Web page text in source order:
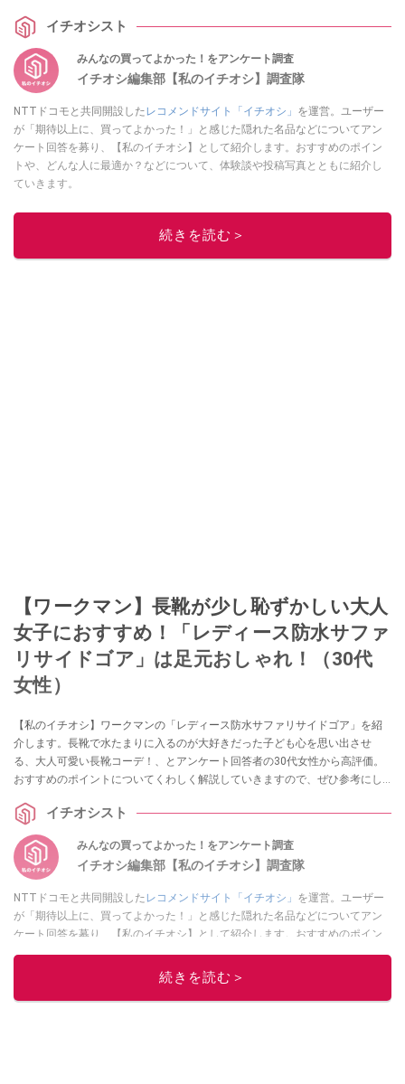
イチオシスト
みんなの買ってよかった！をアンケート調査
イチオシ編集部【私のイチオシ】調査隊
NTTドコモと共同開設した レコメンドサイト「イチオシ」 を運営。ユーザー
が「期待以上に、買ってよかった！」と感じた隠れた名品などについてアン
ケート回答を募り、【私のイチオシ】として紹介します。おすすめのポイン
トや、どんな人に最適か？などについて、体験談や投稿写真とともに紹介し
ていきます。
このイチオシストの他の記事を読む
続きを読む＞
【ワークマン】長靴が少し恥ずかしい大人
女子におすすめ！「レディース防水サファ
リサイドゴア」は足元おしゃれ！（30代
女性）
【私のイチオシ】ワークマンの「レディース防水サファリサイドゴア」を紹
介します。長靴で水たまりに入るのが大好きだった子ども心を思い出させ
る、大人可愛い長靴コーデ！、とアンケート回答者の30代女性から高評価。
おすすめのポイントについてくわしく解説していきますので、ぜひ参考にし
イチオシスト
みんなの買ってよかった！をアンケート調査
イチオシ編集部【私のイチオシ】調査隊
NTTドコモと共同開設した レコメンドサイト「イチオシ」 を運営。ユーザー
が「期待以上に、買ってよかった！」と感じた隠れた名品などについてアン
ケート回答を募り、【私のイチオシ】として紹介します。おすすめのポイン
このイチオシストの他の記事を読む
続きを読む＞